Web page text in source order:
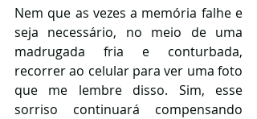
Nem que as vezes a memória falhe e
seja necessário, no meio de uma
madrugada fria e conturbada,
recorrer ao celular para ver uma foto
que me lembre disso. Sim, esse
sorriso continuará compensando